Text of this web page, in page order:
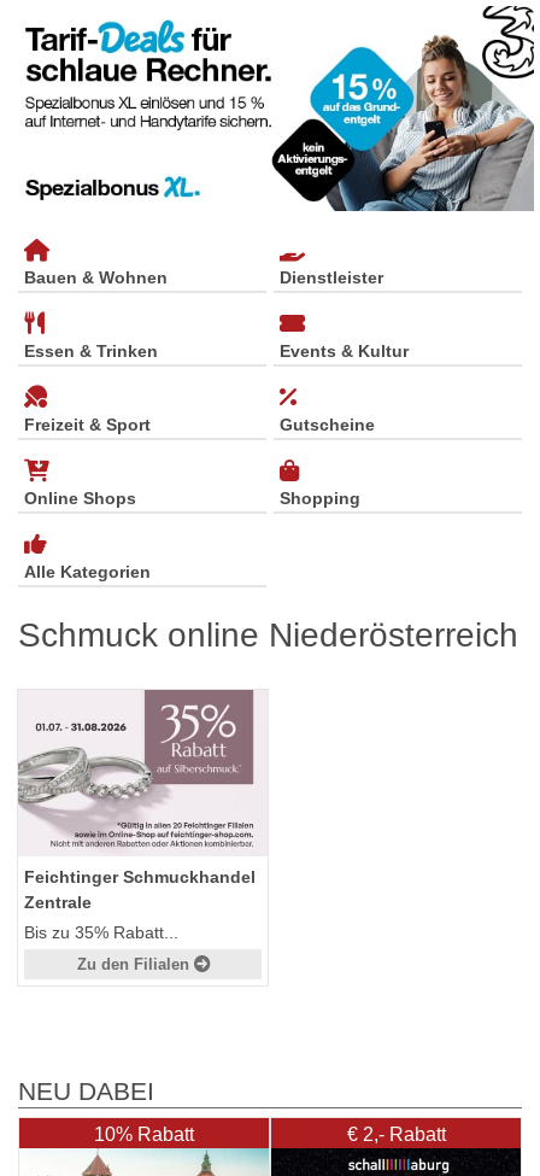
Bauen & Wohnen Dienstleister
Essen & Trinken Events & Kultur
Freizeit & Sport Gutscheine
Online Shops Shopping
Alle Kategorien
Schmuck online Niederösterreich
Feichtinger Schmuckhandel
Zentrale
Bis zu 35% Rabatt...
Zu den Filialen
NEU DABEI
10% Rabatt € 2,- Rabatt